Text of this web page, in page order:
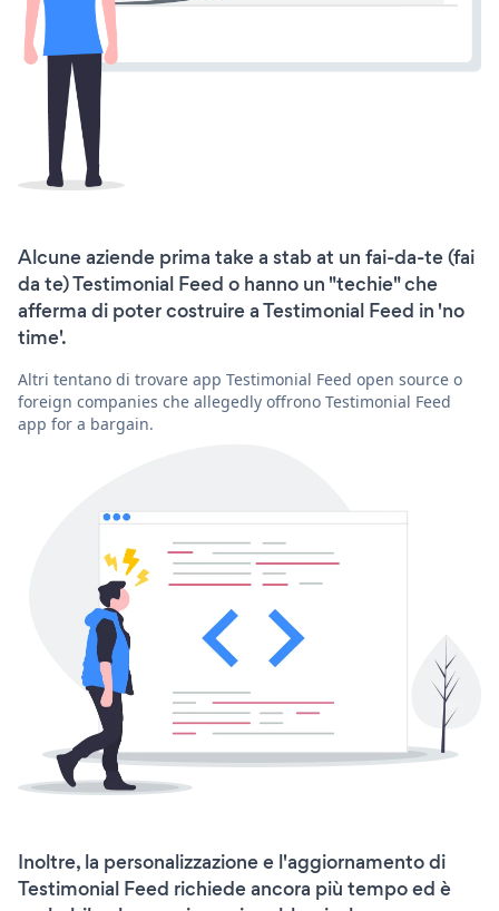
Alcune aziende prima take a stab at un fai-da-te (fai
da te) Testimonial Feed o hanno un "techie" che
afferma di poter costruire a Testimonial Feed in 'no
time'.
Altri tentano di trovare app Testimonial Feed open source o
foreign companies che allegedly offrono Testimonial Feed
app for a bargain.
Inoltre, la personalizzazione e l'aggiornamento di
Testimonial Feed richiede ancora più tempo ed è